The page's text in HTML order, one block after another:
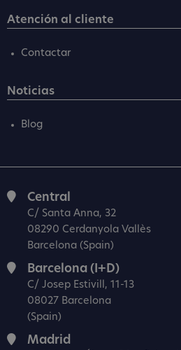
Atención al cliente
Contactar
Noticias
Blog
Central
C/ Santa Anna, 32
08290 Cerdanyola Vallès
Barcelona (Spain)
Barcelona (I+D)
C/ Josep Estivill, 11-13
08027 Barcelona
(Spain)
Madrid